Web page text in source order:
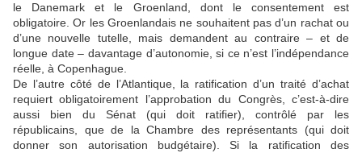
le Danemark et le Groenland, dont le consentement est
obligatoire. Or les Groenlandais ne souhaitent pas d’un rachat ou
d’une nouvelle tutelle, mais demandent au contraire – et de
longue date – davantage d’autonomie, si ce n’est l’indépendance
réelle, à Copenhague.
De l’autre côté de l’Atlantique, la ratification d’un traité d’achat
requiert obligatoirement l’approbation du Congrès, c’est-à-dire
aussi bien du Sénat (qui doit ratifier), contrôlé par les
républicains, que de la Chambre des représentants (qui doit
donner son autorisation budgétaire). Si la ratification des